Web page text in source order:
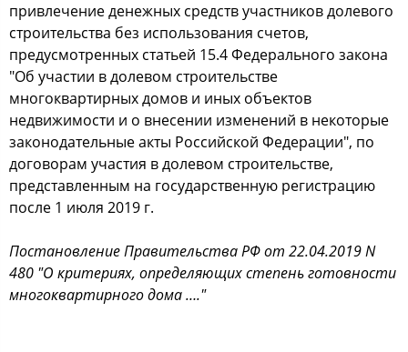
привлечение денежных средств участников долевого
строительства без использования счетов,
предусмотренных статьей 15.4 Федерального закона
"Об участии в долевом строительстве
многоквартирных домов и иных объектов
недвижимости и о внесении изменений в некоторые
законодательные акты Российской Федерации", по
договорам участия в долевом строительстве,
представленным на государственную регистрацию
после 1 июля 2019 г.
Постановление Правительства РФ от 22.04.2019 N
480 "О критериях, определяющих степень готовности
многоквартирного дома …."